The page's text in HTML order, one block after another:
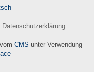
Datenschutzerklärung
CMS unter Verwendung